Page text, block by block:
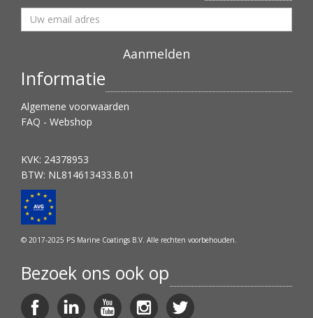
Informatie
Algemene voorwaarden
FAQ - Webshop
KVK: 24378953
BTW: NL814613433.B.01
© 2017-2025 PS Marine Coatings B.V. Alle rechten voorbehouden.
Bezoek ons ook op